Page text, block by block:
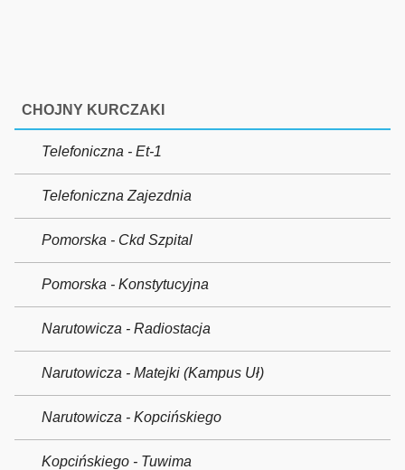
CHOJNY KURCZAKI
Telefoniczna - Et-1
Telefoniczna Zajezdnia
Pomorska - Ckd Szpital
Pomorska - Konstytucyjna
Narutowicza - Radiostacja
Narutowicza - Matejki (Kampus Uł)
Narutowicza - Kopcińskiego
Kopcińskiego - Tuwima